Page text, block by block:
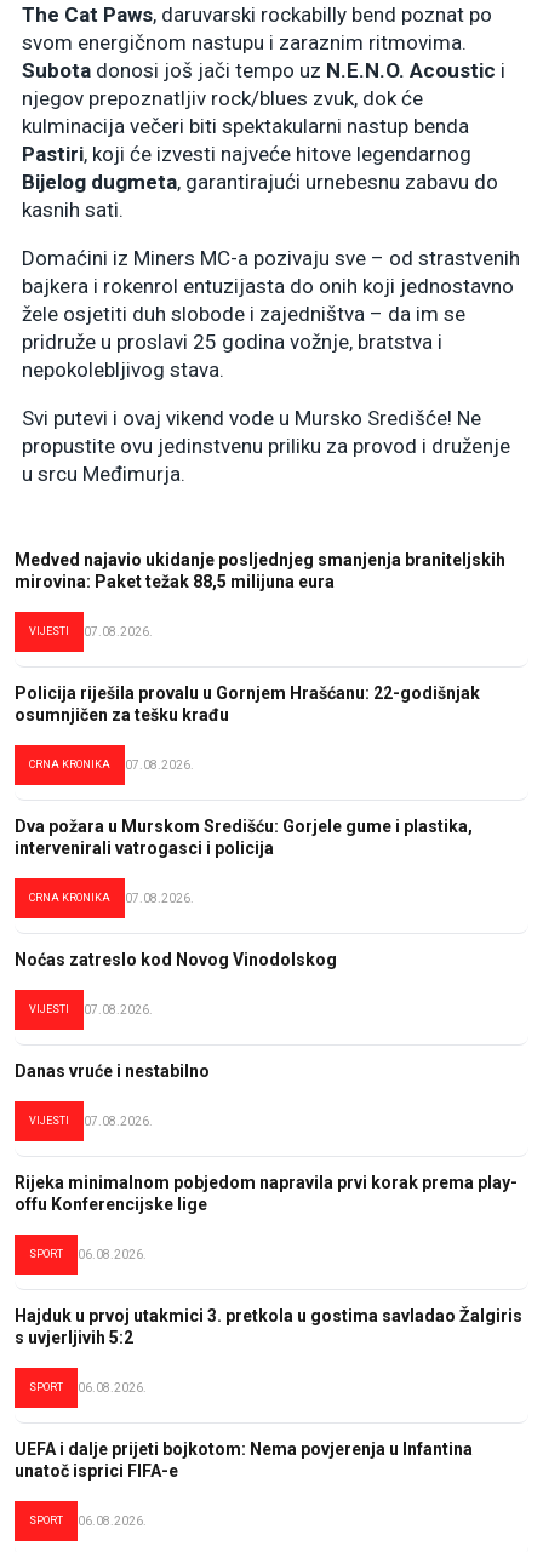
The Cat Paws, daruvarski rockabilly bend poznat po
svom energičnom nastupu i zaraznim ritmovima.
Subota donosi još jači tempo uz N.E.N.O. Acoustic i
njegov prepoznatljiv rock/blues zvuk, dok će
kulminacija večeri biti spektakularni nastup benda
Pastiri, koji će izvesti najveće hitove legendarnog
Bijelog dugmeta, garantirajući urnebesnu zabavu do
kasnih sati.
Domaćini iz Miners MC-a pozivaju sve – od strastvenih
bajkera i rokenrol entuzijasta do onih koji jednostavno
žele osjetiti duh slobode i zajedništva – da im se
pridruže u proslavi 25 godina vožnje, bratstva i
nepokolebljivog stava.
Svi putevi i ovaj vikend vode u Mursko Središće! Ne
propustite ovu jedinstvenu priliku za provod i druženje
u srcu Međimurja.
Medved najavio ukidanje posljednjeg smanjenja braniteljskih
mirovina: Paket težak 88,5 milijuna eura
VIJESTI 07.08.2026.
Policija riješila provalu u Gornjem Hrašćanu: 22-godišnjak
osumnjičen za tešku krađu
CRNA KRONIKA 07.08.2026.
Dva požara u Murskom Središću: Gorjele gume i plastika,
intervenirali vatrogasci i policija
CRNA KRONIKA 07.08.2026.
Noćas zatreslo kod Novog Vinodolskog
VIJESTI 07.08.2026.
Danas vruće i nestabilno
VIJESTI 07.08.2026.
Rijeka minimalnom pobjedom napravila prvi korak prema play-
offu Konferencijske lige
SPORT 06.08.2026.
Hajduk u prvoj utakmici 3. pretkola u gostima savladao Žalgiris
s uvjerljivih 5:2
SPORT 06.08.2026.
UEFA i dalje prijeti bojkotom: Nema povjerenja u Infantina
unatoč isprici FIFA-e
SPORT 06.08.2026.